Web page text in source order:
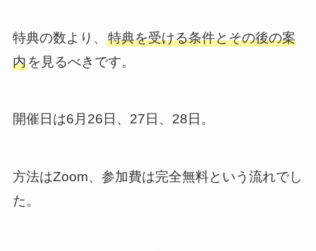
特典の数より、 特典を受ける条件とその後の案
内を見るべきです。
開催日は6月26日、27日、28日。
方法はZoom、参加費は完全無料という流れでし
た。